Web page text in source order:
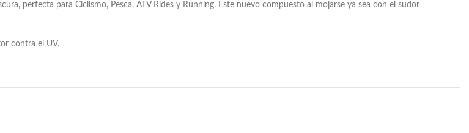
perfecta para Ciclismo, Pesca, ATV Rides y Running. Este nuevo compuesto al mojarse ya sea con el sudor
contra el UV.